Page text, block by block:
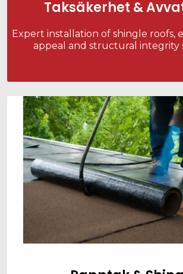
Taksäkerhet &
Expert installation of shingle roofs,
appeal and structural integrity